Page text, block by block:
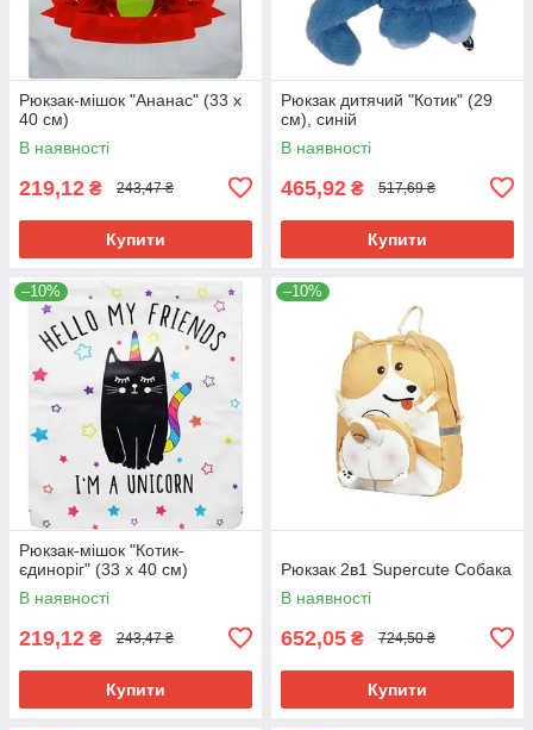
Рюкзак-мішок "Ананас" (33 х
40 см)
В наявності
219,12 ₴ 243,47 ₴
Купити
Рюкзак дитячий "Котик" (29
см), синій
В наявності
465,92 ₴ 517,69 ₴
Купити
–10%
Рюкзак-мішок "Котик-
єдиноріг" (33 х 40 см)
В наявності
219,12 ₴ 243,47 ₴
Купити
–10%
Рюкзак 2в1 Supercute Собака
В наявності
652,05 ₴ 724,50 ₴
Купити